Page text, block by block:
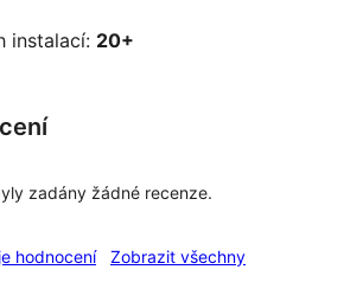
instalací: 20+
zadány žádné recenze.
hodnocení Zobrazit všechnyrecenze